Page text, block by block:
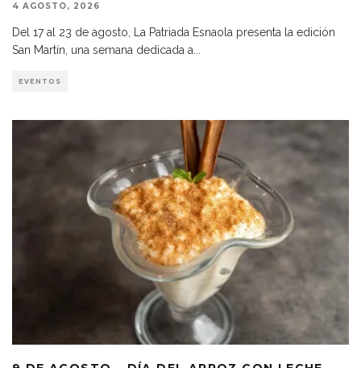
4 AGOSTO, 2026
Del 17 al 23 de agosto, La Patriada Esnaola presenta la edición
San Martín, una semana dedicada a
EVENTOS